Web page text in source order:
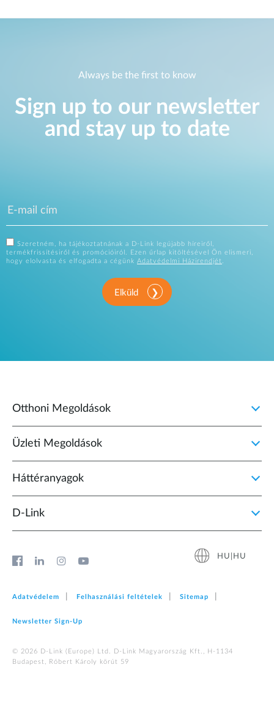
Always be the first to know
Sign up to our newsletter
and stay up to date
Szeretném, ha tájékoztatnának a D-Link legújabb híreiről,
termékfrissítésiről és promócióiról. Ezen űrlap kitöltésével Ön elismeri,
hogy elolvasta és elfogadta a cégünk Adatvédelmi Házirendjét.
Elküld
Otthoni Megoldások
Üzleti Megoldások
Háttéranyagok
D‑Link
HU|HU
Adatvédelem Felhasználási feltételek Sitemap
Newsletter Sign‑Up
© 2026 D‑Link (Europe) Ltd. D-Link Magyarország Kft., H-1134
Budapest, Róbert Károly körút 59